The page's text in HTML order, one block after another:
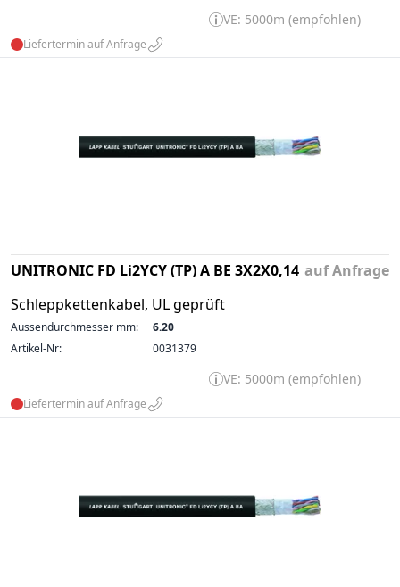
VE: 5000m (empfohlen)
Liefertermin auf Anfrage
UNITRONIC FD Li2YCY (TP) A BE 3X2X0,14
Schleppkettenkabel, UL geprüft
auf Anfrage
Aussendurchmesser mm:
6.20
Artikel-Nr:
0031379
VE: 5000m (empfohlen)
Liefertermin auf Anfrage